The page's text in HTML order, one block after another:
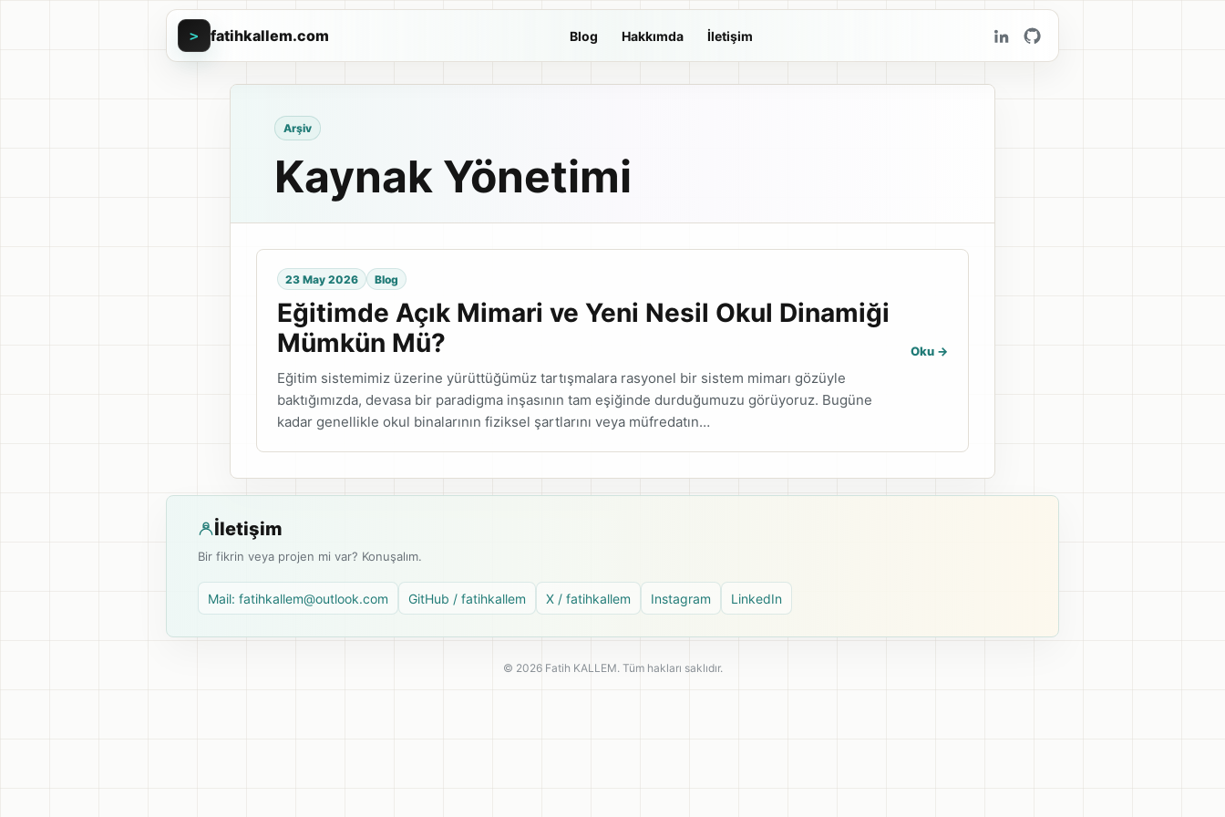
> fatihkallem.com Blog Hakkımda İletişim
Arşiv
Kaynak Yönetimi
23 May 2026 Blog
Eğitimde Açık Mimari ve Yeni Nesil Okul Dinamiği
Mümkün Mü?
Eğitim sistemimiz üzerine yürüttüğümüz tartışmalara rasyonel bir sistem mimarı gözüyle
baktığımızda, devasa bir paradigma inşasının tam eşiğinde durduğumuzu görüyoruz. Bugüne
kadar genellikle okul binalarının fiziksel şartlarını veya müfredatın…
Oku ->
İletişim
Bir fikrin veya projen mi var? Konuşalım.
Mail: fatihkallem@outlook.com GitHub / fatihkallem X / fatihkallem Instagram LinkedIn
© 2026 Fatih KALLEM. Tüm hakları saklıdır.